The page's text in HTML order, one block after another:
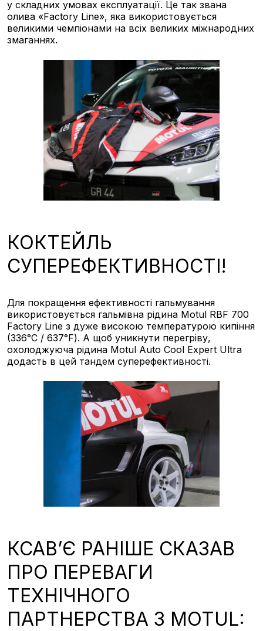
у складних умовах експлуатації. Це так звана
олива «Factory Line», яка використовується
великими чемпіонами на всіх великих міжнародних
змаганнях.
КОКТЕЙЛЬ
СУПЕРЕФЕКТИВНОСТІ!
Для покращення ефективності гальмування
використовується гальмівна рідина Motul RBF 700
Factory Line з дуже високою температурою кипіння
(336°C / 637°F). А щоб уникнути перегріву,
охолоджуюча рідина Motul Auto Cool Expert Ultra
додасть в цей тандем суперефективності.
КСАВ’Є РАНІШЕ СКАЗАВ
ПРО ПЕРЕВАГИ
ТЕХНІЧНОГО
ПАРТНЕРСТВА З MOTUL: